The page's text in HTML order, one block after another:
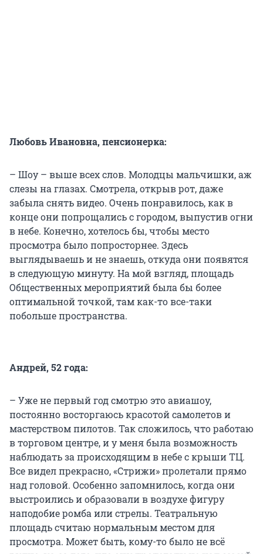
Любовь Ивановна, пенсионерка:
– Шоу – выше всех слов. Молодцы мальчишки, аж
слезы на глазах. Смотрела, открыв рот, даже
забыла снять видео. Очень понравилось, как в
конце они попрощались с городом, выпустив огни
в небе. Конечно, хотелось бы, чтобы место
просмотра было попросторнее. Здесь
выглядываешь и не знаешь, откуда они появятся
в следующую минуту. На мой взгляд, площадь
Общественных мероприятий была бы более
оптимальной точкой, там как-то все-таки
побольше пространства.
Андрей, 52 года:
– Уже не первый год смотрю это авиашоу,
постоянно восторгаюсь красотой самолетов и
мастерством пилотов. Так сложилось, что работаю
в торговом центре, и у меня была возможность
наблюдать за происходящим в небе с крыши ТЦ.
Все видел прекрасно, «Стрижи» пролетали прямо
над головой. Особенно запомнилось, когда они
выстроились и образовали в воздухе фигуру
наподобие ромба или стрелы. Театральную
площадь считаю нормальным местом для
просмотра. Может быть, кому-то было не всё